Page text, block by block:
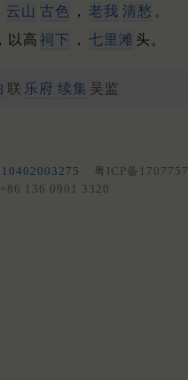
云山 古色 ， 老我 清愁 。
，以高 祠下 ， 七里滩 头。
联 乐府 续集 吴监
粤ICP备
136 0901 3320